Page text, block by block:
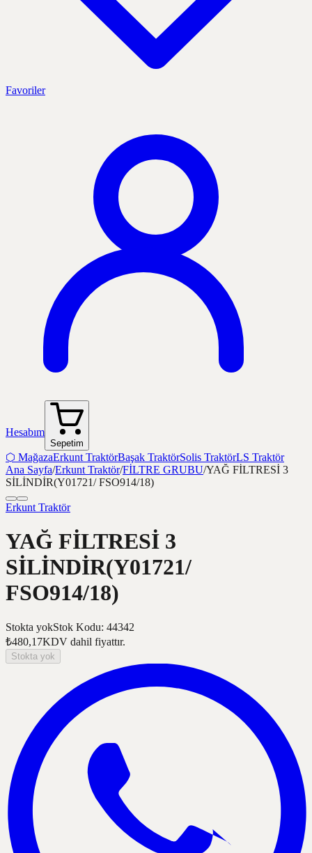
Favoriler
Hesabım
Sepetim
⬡ MağazaErkunt TraktörBaşak TraktörSolis TraktörLS Traktör
Ana Sayfa/Erkunt Traktör/FİLTRE GRUBU/YAĞ FİLTRESİ 3
SİLİNDİR(Y01721/ FSO914/18)
Erkunt Traktör
YAĞ FİLTRESİ 3
SİLİNDİR(Y01721/
FSO914/18)
Stokta yokStok Kodu: 44342
₺480,17KDV dahil fiyattır.
Stokta yok